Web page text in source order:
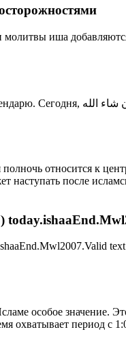
иша
относится к
наступать после
text
особое значение.
охватывает период с